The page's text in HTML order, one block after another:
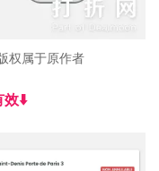
权属于原作者
效⬇️